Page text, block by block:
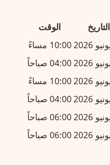
التاريخ
الوقت
10:00 مساءً
04:00 صباحاً
10:00 مساءً
04:00 صباحاً
06:00 صباحاً
06:00 صباحاً